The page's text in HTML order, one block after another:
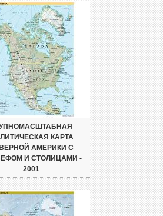
КАРТА
АМЕРИКИ С
И СТОЛИЦАМИ -
2001